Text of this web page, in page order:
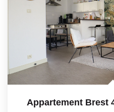
Appartement Brest